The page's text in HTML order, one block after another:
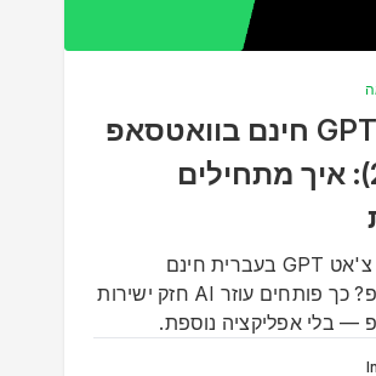
צ'אט GPT חינם בוואטסאפ
(2026): איך מתחילים
מחפשים צ'אט GPT בעברית חינם
בוואטסאפ? כך פותחים עוזר AI חזק ישירות
— בלי אפליקציה נוספת.